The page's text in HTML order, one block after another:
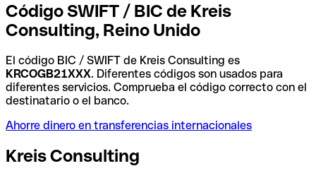
Código SWIFT / BIC de Kreis
Consulting, Reino Unido
El código BIC / SWIFT de Kreis Consulting es
KRCOGB21XXX. Diferentes códigos son usados para
diferentes servicios. Comprueba el código correcto con el
destinatario o el banco.
Ahorre dinero en transferencias internacionales
Kreis Consulting